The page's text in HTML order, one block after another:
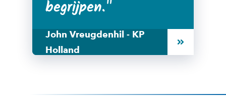
begrijpen.
John Vreugdenhil - KP
Holland